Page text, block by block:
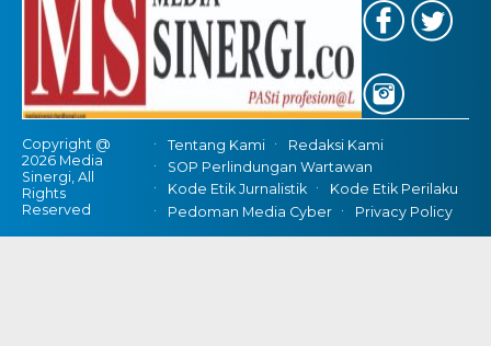
Copyright @
2026 Media
Sinergi, All
Rights
Reserved
Tentang Kami
Redaksi Kami
SOP Perlindungan Wartawan
Kode Etik Jurnalistik
Kode Etik Perilaku
Pedoman Media Cyber
Privacy Policy